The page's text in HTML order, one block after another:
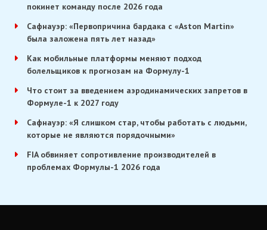
покинет команду после 2026 года
Сафнауэр: «Первопричина бардака с «Aston Martin»
была заложена пять лет назад»
Как мобильные платформы меняют подход
болельщиков к прогнозам на Формулу-1
Что стоит за введением аэродинамических запретов в
Формуле-1 к 2027 году
Сафнауэр: «Я слишком стар, чтобы работать с людьми,
которые не являются порядочными»
FIA обвиняет сопротивление производителей в
проблемах Формулы-1 2026 года